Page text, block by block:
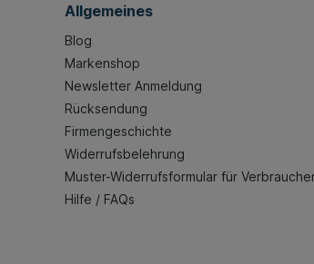
Allgemeines
Blog
Markenshop
Newsletter Anmeldung
Rücksendung
Firmengeschichte
Widerrufsbelehrung
Muster-Widerrufsformular für
Hilfe / FAQs